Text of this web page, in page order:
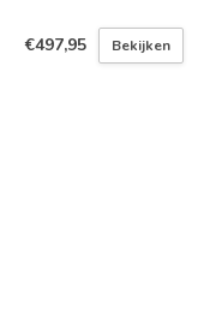
€497,95 Bekijken